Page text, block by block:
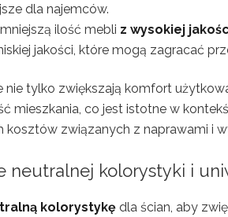
dla najemców.
ilość mebli z wysokiej
jakości, które mogą zagracać
nie tylko zwiększają komfort
mieszkania, co jest istotne w
kosztów związanych z naprawami i
neutralnej kolorystyki i
kolorystykę dla ścian, aby